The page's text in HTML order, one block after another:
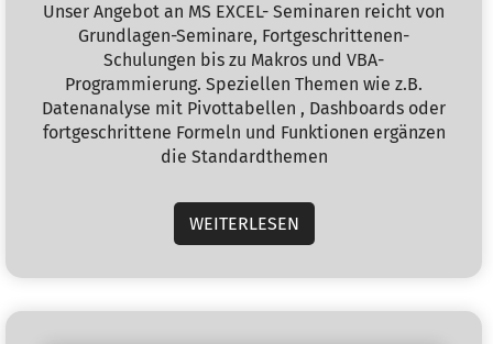
Unser Angebot an MS EXCEL- Seminaren reicht von
Grundlagen-Seminare, Fortgeschrittenen-
Schulungen bis zu Makros und VBA-
Programmierung. Speziellen Themen wie z.B.
Datenanalyse mit Pivottabellen , Dashboards oder
fortgeschrittene Formeln und Funktionen ergänzen
die Standardthemen
WEITERLESEN